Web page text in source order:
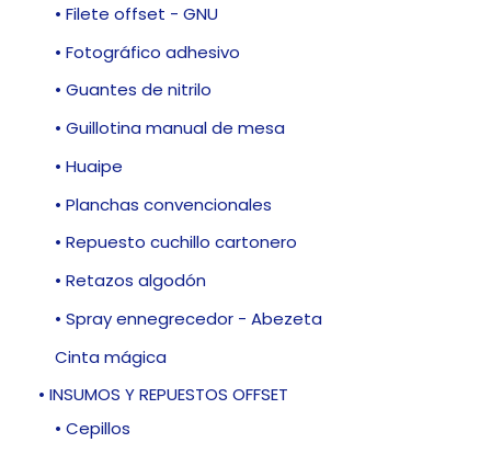
• Filete offset - GNU
• Fotográfico adhesivo
• Guantes de nitrilo
• Guillotina manual de mesa
• Huaipe
• Planchas convencionales
• Repuesto cuchillo cartonero
• Retazos algodón
• Spray ennegrecedor - Abezeta
Cinta mágica
• INSUMOS Y REPUESTOS OFFSET
• Cepillos